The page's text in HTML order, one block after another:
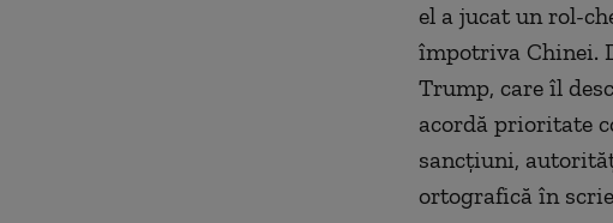
el a jucat un rol-
împotriva Chinei.
Trump, care îl
acordă prioritate
sancţiuni,
ortografică în